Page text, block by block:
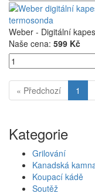
termosonda
Weber - Digitální
Naše cena: 599 Kč
« Předchozí 1
Kategorie
Grilování
Kanadská
Koupací kádě
Soutěž